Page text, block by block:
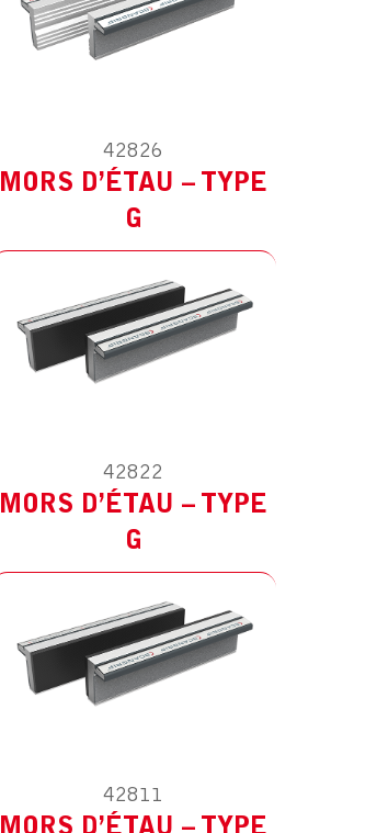
42826
MORS D’ÉTAU – TYPE
G
42822
MORS D’ÉTAU – TYPE
G
MODÈLE :POUR AUTRES
42811
MODÈLE :POUR AUTRES
MODÈLE :POUR AUTRES